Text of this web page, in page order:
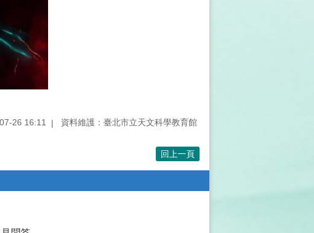
26 16:11 資料維護：臺北市立天文科學教育館
回上一頁